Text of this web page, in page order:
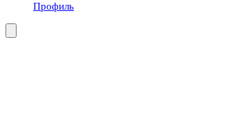
Профиль